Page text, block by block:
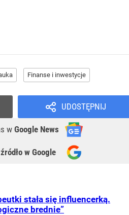
Finanse i inwestycje
UDOSTĘPNIJ
w Google News
źródło w Google
stała się influencerką.
brednie”